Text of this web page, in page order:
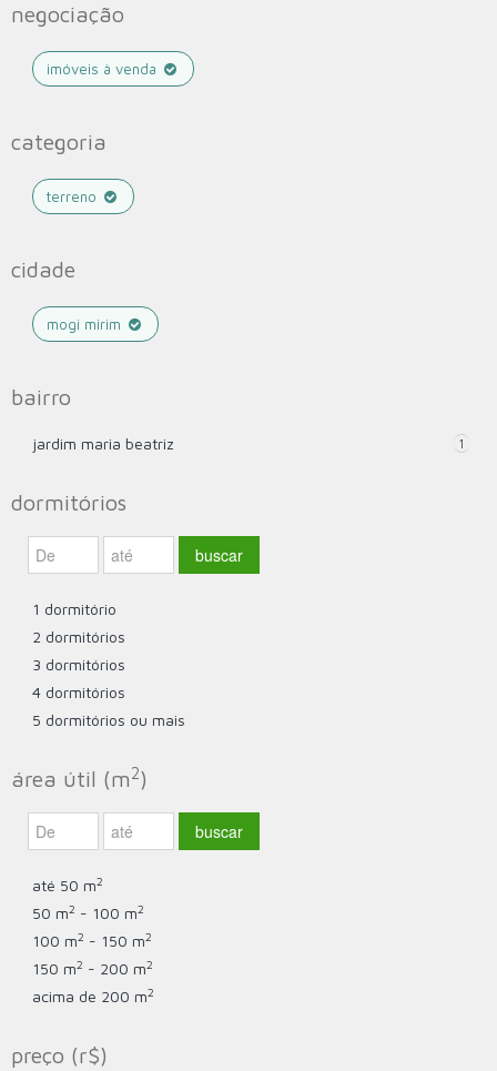
negociação
imóveis à venda
categoria
terreno
cidade
mogi mirim
bairro
jardim maria beatriz 1
dormitórios
1 dormitório
2 dormitórios
3 dormitórios
4 dormitórios
5 dormitórios ou mais
área útil (m2)
até 50 m2
50 m2 - 100 m2
100 m2 - 150 m2
150 m2 - 200 m2
acima de 200 m2
preço (r$)